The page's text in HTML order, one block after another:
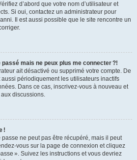
d’abord que votre nom d’utilisateur et
Si oui, contactez un administrateur pour
Il est aussi possible que le site rencontre un
mais ne peux plus me connecter ?!
ait désactivé ou supprimé votre compte. De
périodiquement les utilisateurs inactifs
Dans ce cas, inscrivez-vous à nouveau et
discussions.
!
passe ne peut pas être récupéré, mais il peut
vous sur la page de connexion et cliquez
». Suivez les instructions et vous devriez